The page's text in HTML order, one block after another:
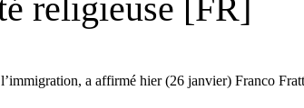
religieuse [FR]
a affirmé hier (26 janvier) Franco